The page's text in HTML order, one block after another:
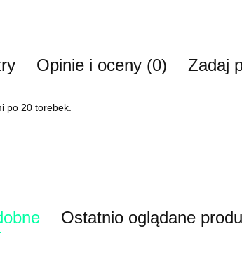
Opinie i oceny (0) Zadaj
po 20 torebek.
Ostatnio oglądane